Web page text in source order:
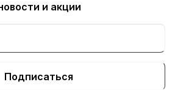
и акции
Подписаться